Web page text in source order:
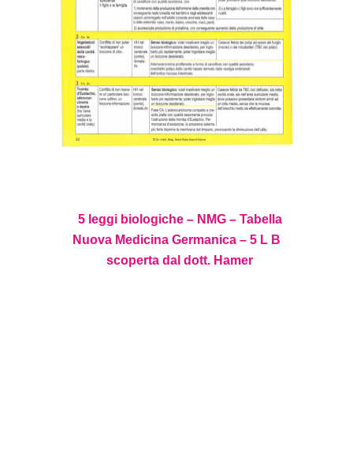
5 leggi biologiche – NMG – Tabella
Nuova Medicina Germanica – 5 L B
scoperta dal dott. Hamer